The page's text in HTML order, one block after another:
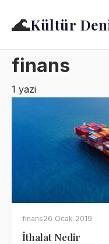
🌊Kültür
finans
1 yazi
finans26 Ocak 2019
İthalat Nedir